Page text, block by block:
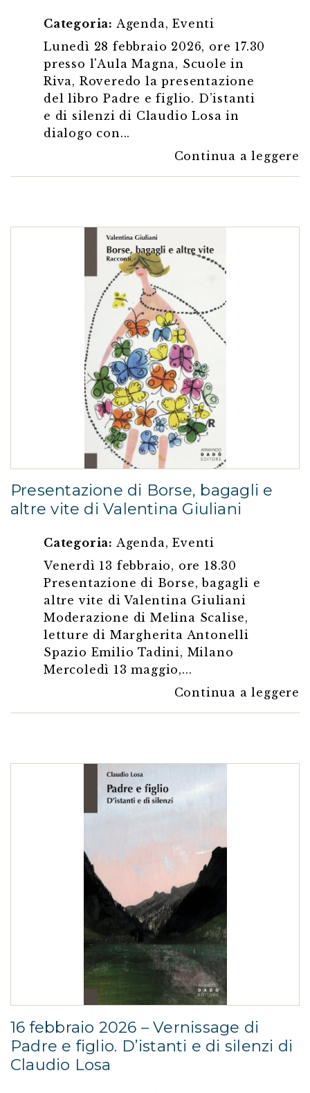
Categoria: Agenda ,Eventi
Lunedì 28 febbraio 2026, ore 17.30
presso l'Aula Magna, Scuole in
Riva, Roveredo la presentazione
del libro Padre e figlio. D’istanti
e di silenzi di Claudio Losa in
dialogo con...
Continua a leggere
Presentazione di Borse, bagagli e
altre vite di Valentina Giuliani
Categoria: Agenda,Eventi
Venerdì 13 febbraio, ore 18.30
Presentazione di Borse, bagagli e
altre vite di Valentina Giuliani
Moderazione di Melina Scalise,
letture di Margherita Antonelli
Spazio Emilio Tadini, Milano
Mercoledì 13 maggio,...
Continua a leggere
16 febbraio 2026 – Vernissage di
Padre e figlio. D’istanti e di silenzi di
Claudio Losa